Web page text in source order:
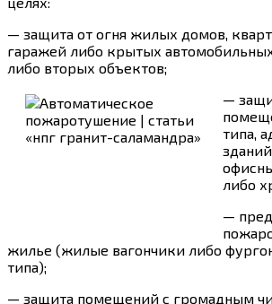
— защита от огня жилых домов,
гаражей либо крытых
либо вторых объектов;
—
типа,
либо
—
жилье (жилые вагончики либо
типа);
— защита помещений с громадным